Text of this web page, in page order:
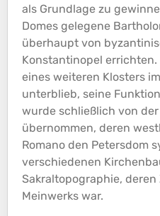
als Grundlage zu
Domes gelegene
überhaupt von
Konstantinopel
eines weiteren Klosters
unterblieb, seine
wurde schließlich von
übernommen, deren
Romano den Petersdom
verschiedenen
Sakraltopographie,
Meinwerks war.